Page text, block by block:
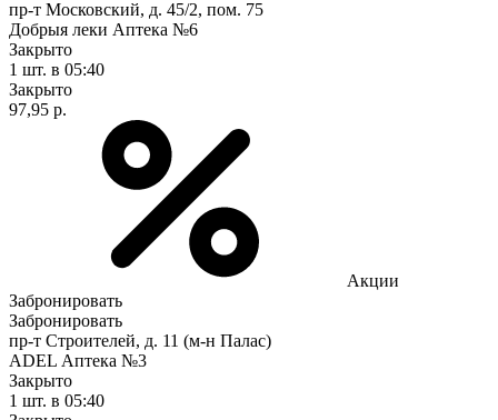
пр-т Московский, д. 45/2, пом. 75
Добрыя леки Аптека №6
Закрыто
1 шт. в 05:40
Закрыто
97,95 р.
Акции
Забронировать
Забронировать
пр-т Строителей, д. 11 (м-н Палас)
ADEL Аптека №3
Закрыто
1 шт. в 05:40